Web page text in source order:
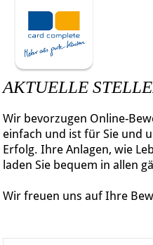
Stellenangebote
Unternehmensziele
Wie bewerbe ich mich
AKTUELLE
Wir bevorzugen Online-
einfach und ist für Sie und
Erfolg. Ihre Anlagen, wie
laden Sie bequem in allen
Wir freuen uns auf Ihre